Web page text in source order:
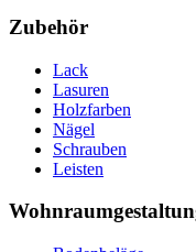
Zubehör
Lack
Lasuren
Holzfarben
Nägel
Schrauben
Leisten